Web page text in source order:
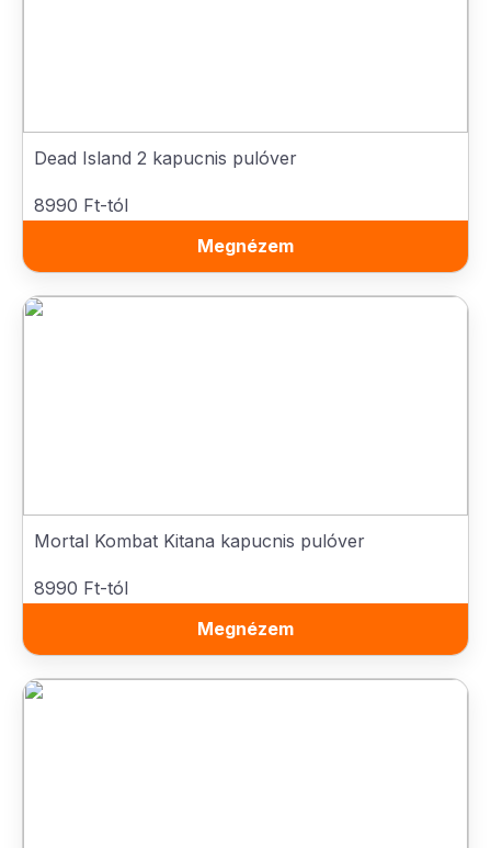
Dead Island 2 kapucnis pulóver
8990 Ft-tól
Megnézem
Mortal Kombat Kitana kapucnis pulóver
8990 Ft-tól
Megnézem